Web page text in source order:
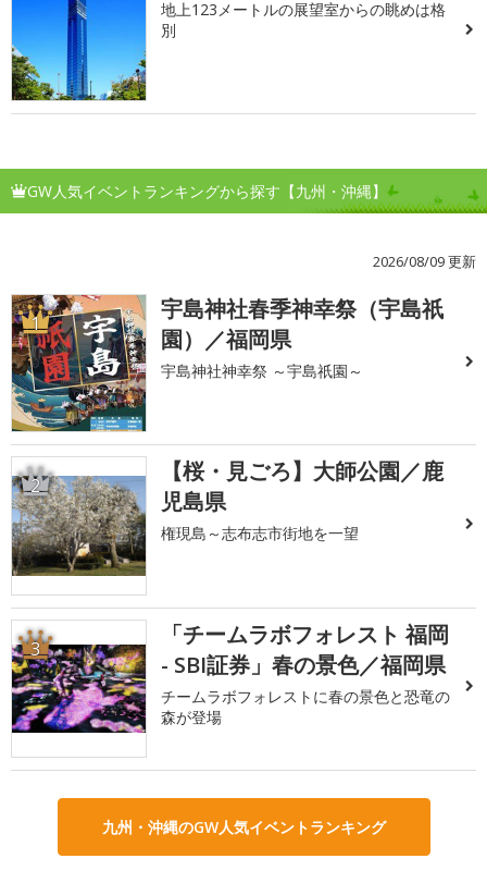
地上123メートルの展望室からの眺めは格
別
GW人気イベントランキングから探す【九州・沖縄】
2026/08/09 更新
1
宇島神社春季神幸祭（宇島祇
園）／福岡県
宇島神社神幸祭 ～宇島祇園～
2
【桜・見ごろ】大師公園／鹿
児島県
権現島～志布志市街地を一望
3
「チームラボフォレスト 福岡
- SBI証券」春の景色／福岡県
チームラボフォレストに春の景色と恐竜の
森が登場
九州・沖縄のGW人気イベントランキング